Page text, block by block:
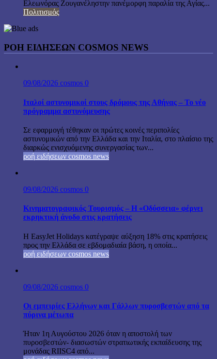
Ελεωνόρας Ζουγανέληστην πανέμορφη παραλία της Αγίας...
Πολιτισμός
ΡΟΗ ΕΙΔΗΣΕΩΝ COSMOS NEWS
09/08/2026 cosmos 0
Ιταλοί αστυνομικοί στους δρόμους της Αθήνας – Το νέο
πρόγραμμα αστυνόμευσης
Σε εφαρμογή τέθηκαν οι πρώτες κοινές περιπολίες
αστυνομικών από την Ελλάδα και την Ιταλία, στο πλαίσιο της
διαρκώς ενισχυόμενης συνεργασίας των...
ροή ειδήσεων cosmos news
09/08/2026 cosmos 0
Κινηματογραφικός Τουρισμός – Η «Οδύσσεια» φέρνει
εκρηκτική άνοδο στις κρατήσεις
Η EasyJet Holidays κατέγραψε αύξηση 18% στις κρατήσεις
προς την Ελλάδα σε εβδομαδιαία βάση, η οποία...
ροή ειδήσεων cosmos news
09/08/2026 cosmos 0
Οι εμπειρίες Ελλήνων και Γάλλων πυροσβεστών από τα
πύρινα μέτωπα
Ήταν 1η Αυγούστου 2026 όταν η αποστολή των
πυροσβεστών- διασωστών στρατιωτικής εκπαίδευσης της
μονάδας RIISC4 από...